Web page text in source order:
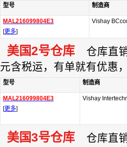
型号 制造商
MAL216099804E3
[更多]
Vishay
美国2号仓库 仓库直
元含税运，有单就有优惠
型号 制造商
MAL216099804E3
[更多]
Vishay
美国3号仓库 仓库直